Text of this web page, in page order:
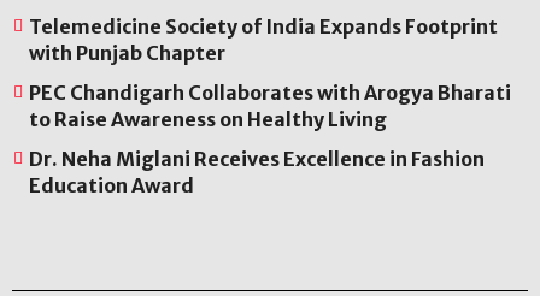
Telemedicine Society of India Expands Footprint
with Punjab Chapter
PEC Chandigarh Collaborates with Arogya Bharati
to Raise Awareness on Healthy Living
Dr. Neha Miglani Receives Excellence in Fashion
Education Award